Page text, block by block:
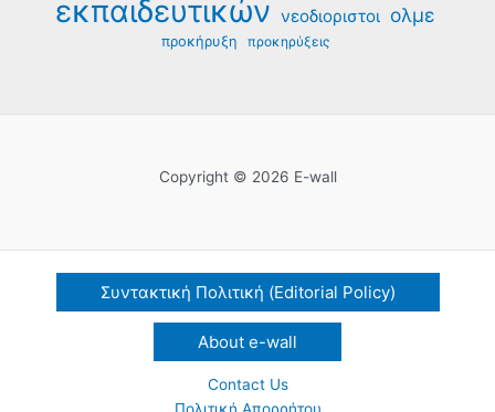
εκπαιδευτικών νεοδιοριστοι ολμε
προκήρυξη προκηρύξεις
Copyright © 2026 E-wall
Συντακτική Πολιτική (Editorial Policy)
About e-wall
Contact Us